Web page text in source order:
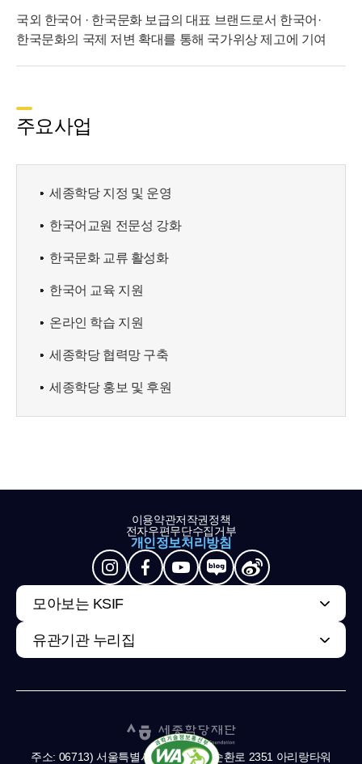
국외 한국어 · 한국문화 보급의 대표 브랜드로서 한국어·
한국문화의 국제 저변 확대를 통해 국가위상 제고에 기여
주요사업
세종학당 지정 및 운영
한국어교원 전문성 강화
한국문화 교류 활성화
한국어 교육 지원
온라인 학습 지원
세종학당 협력망 구축
세종학당 홍보 및 후원
이용약관저작권정책
전자우편무단수집거부
개인정보처리방침
모아보는 KSIF
유관기관 누리집
주소: 06713) 서울특별시 서초구 남부순환로 2351 아리랑타워